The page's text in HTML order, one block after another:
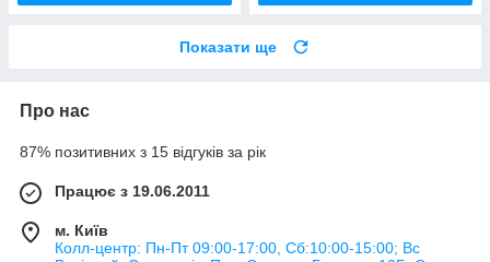
Показати ще
Про нас
87% позитивних з 15 відгуків за рік
Працює з 19.06.2011
м. Київ
Колл-центр: Пн-Пт 09:00-17:00, Сб:10:00-15:00; Вс